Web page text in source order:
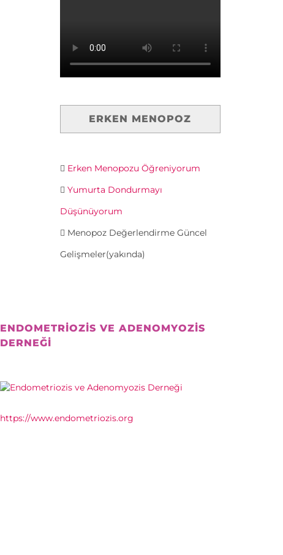
ERKEN MENOPOZ
Erken Menopozu Öğreniyorum
Yumurta Dondurmayı
Düşünüyorum
Menopoz Değerlendirme Güncel
Gelişmeler(yakında)
ENDOMETRIOZIS VE ADENOMYOZIS
DERNEĞI
https://www.endometriozis.org